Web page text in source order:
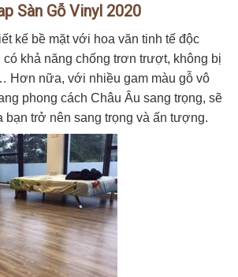
Sàn Gỗ Vinyl 2020
kế bề mặt với hoa văn tinh tế độc
có khả năng chống trơn trượt, không bị
Hơn nữa, với nhiều gam màu gỗ vô
phong cách Châu Âu sang trọng, sẽ
bạn trở nên sang trọng và ấn tượng.